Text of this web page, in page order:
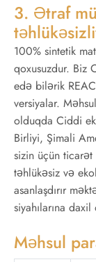
3. Ətraf
100% sintetik
qoxusuzdur. Biz
edə bilərik
versiyalar.
olduqda Ciddi
Birliyi, Şimali
sizin üçün ticarət
təhlükəsiz və
asanlaşdırır
siyahılarına
Məhsul